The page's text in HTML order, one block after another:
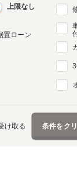
上限なし
置ローン
け取る 条件をク